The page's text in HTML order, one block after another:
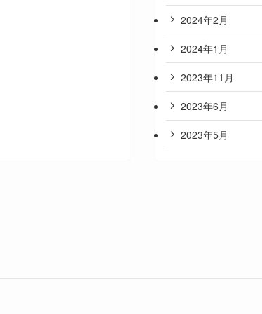
2024年2月
2024年1月
2023年11月
2023年6月
2023年5月